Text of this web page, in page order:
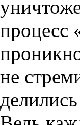
процесс
не